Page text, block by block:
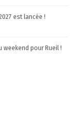
est lancée !
pour Rueil !